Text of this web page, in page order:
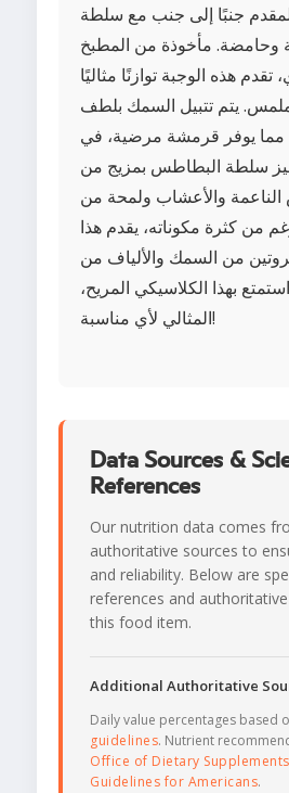
جنبًا إلى جنب مع سلطة
مأخوذة من المطبخ
تقدم هذه الوجبة توازنًا مثاليًا
يتم تتبيل السمك بلطف
مما يوفر قرمشة مرضية، في
سلطة البطاطس بمزيج من
والأعشاب ولمحة من
من كثرة مكوناته، يقدم هذا
من السمك والألياف من
بهذا الكلاسيكي المريح،
المثالي لأي مناسبة!
Data Sources &
References
Our nutrition data comes
authoritative sources to
and reliability. Below are
references and
this food item.
Additional Authoritative
Daily value percentages based
guidelines. Nutrient
Office of Dietary Supplements
Guidelines for Americans.